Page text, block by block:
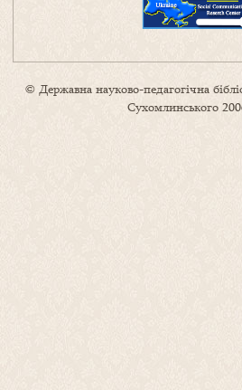
© Державна науково-педагогічна
Сухомлинського